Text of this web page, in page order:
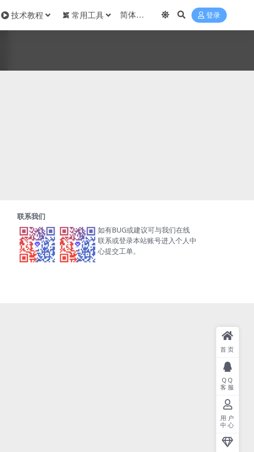
技术教程 常用工具 登录
联系我们
如有BUG或建议可与我们在线
联系或登录本站账号进入个人中
心提交工单。
首页
QQ
客服
用户
中心